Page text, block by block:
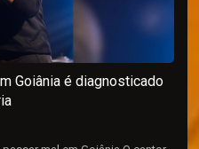
Goiânia é diagnosticado